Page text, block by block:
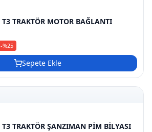
TRAKTÖR MOTOR BAĞLANTI
-%25
Sepete Ekle
TRAKTÖR ŞANZIMAN PİM BİLYASI